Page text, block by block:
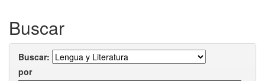
Buscar
Buscar:
por